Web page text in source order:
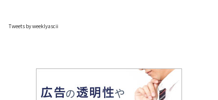
Tweets by weeklyascii